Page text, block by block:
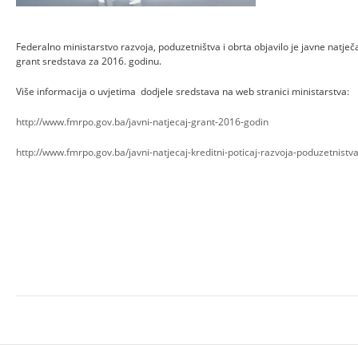
Federalno ministarstvo razvoja, poduzetništva i obrta objavilo je javne
grant sredstava za 2016. godinu.
Više informacija o uvjetima dodjele sredstava na web stranici ministarstva:
http://www.fmrpo.gov.ba/javni-natjecaj-grant-2016-godin
http://www.fmrpo.gov.ba/javni-natjecaj-kreditni-poticaj-razvoja-